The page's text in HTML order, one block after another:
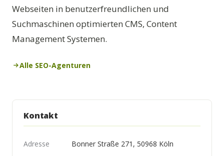
Webseiten in benutzerfreundlichen und
Suchmaschinen optimierten CMS, Content
Management Systemen.
Alle SEO-Agenturen
Kontakt
Adresse Bonner Straße 271, 50968 Köln